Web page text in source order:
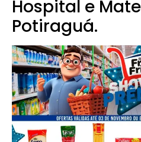
Hospital e
Potiraguá.